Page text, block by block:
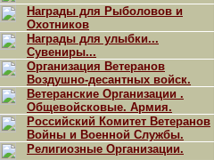
Награды для Рыболовов и
Охотников
Награды для улыбки...
Сувениры...
Организация Ветеранов
Воздушно-десантных войск.
Ветеранские Организации .
Общевойсковые. Армия.
Российский Комитет Ветеранов
Войны и Военной Службы.
Религиозные Организации.